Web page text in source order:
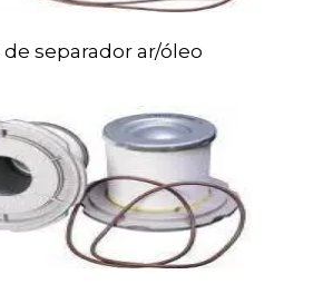
de separador ar/óleo